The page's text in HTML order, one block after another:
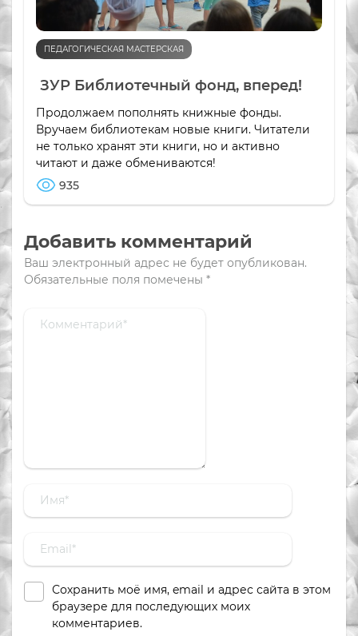
ПЕДАГОГИЧЕСКАЯ МАСТЕРСКАЯ
ЗУР Библиотечный фонд, вперед!
Продолжаем пополнять книжные фонды.
Вручаем библиотекам новые книги. Читатели
не только хранят эти книги, но и активно
читают и даже обмениваются!
935
Добавить комментарий
Ваш электронный адрес не будет опубликован.
Обязательные поля помечены *
Сохранить моё имя, email и адрес сайта в этом
браузере для последующих моих
комментариев.